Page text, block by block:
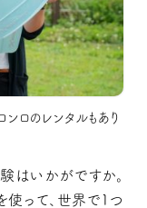
ンロのレンタルもあり
はいかがですか。
使って、世界で1つ